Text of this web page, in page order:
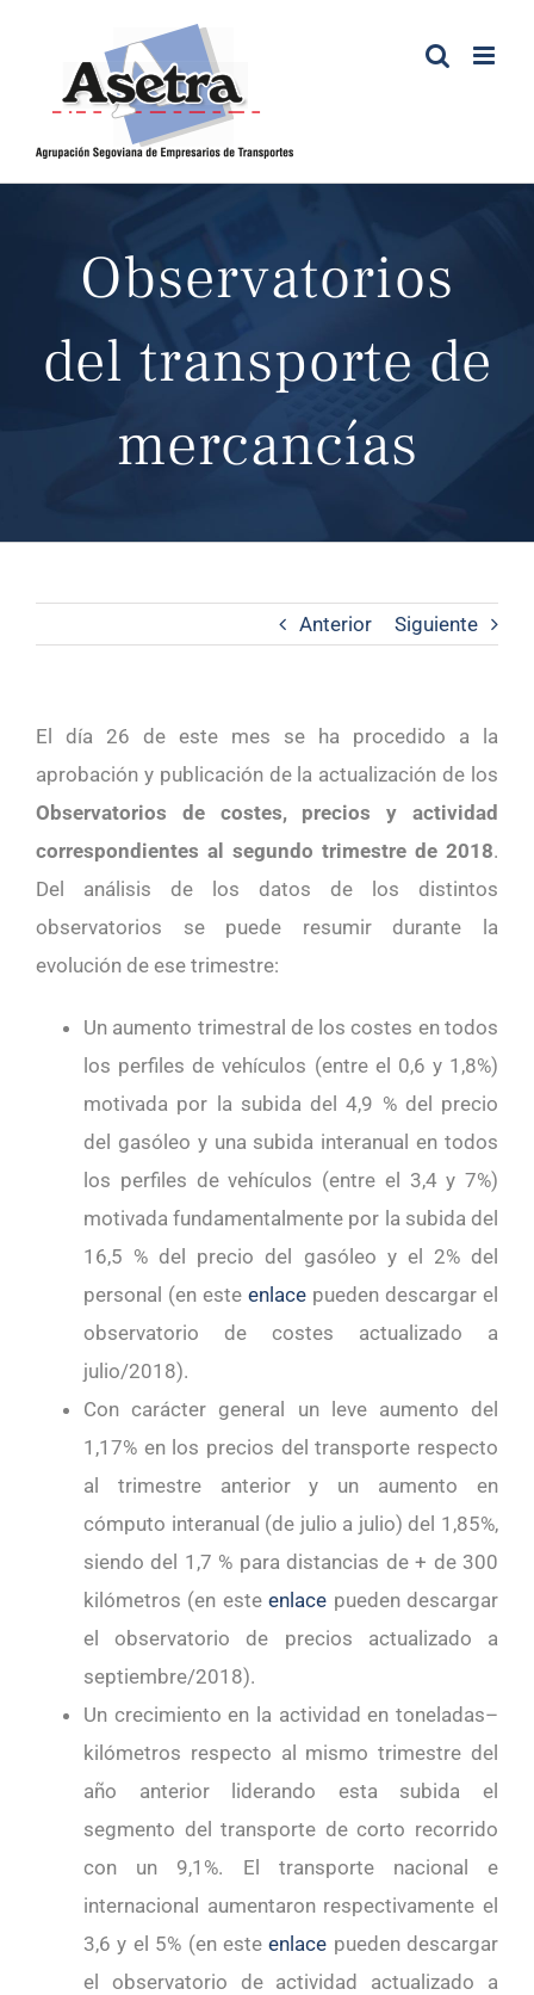
contenido
Observatorios
del transporte de
mercancías
Anterior Siguiente
El día 26 de este mes se ha procedido a la
aprobación y publicación de la actualización de los
Observatorios de costes, precios y actividad
correspondientes al segundo trimestre de 2018.
Del análisis de los datos de los distintos
observatorios se puede resumir durante la
evolución de ese trimestre:
Un aumento trimestral de los costes en todos
los perfiles de vehículos (entre el 0,6 y 1,8%)
motivada por la subida del 4,9 % del precio
del gasóleo y una subida interanual en todos
los perfiles de vehículos (entre el 3,4 y 7%)
motivada fundamentalmente por la subida del
16,5 % del precio del gasóleo y el 2% del
personal (en este enlace pueden descargar el
observatorio de costes actualizado a
julio/2018).
Con carácter general un leve aumento del
1,17% en los precios del transporte respecto
al trimestre anterior y un aumento en
cómputo interanual (de julio a julio) del 1,85%,
siendo del 1,7 % para distancias de + de 300
kilómetros (en esteenlace pueden descargar
el observatorio de precios actualizado a
septiembre/2018).
Un crecimiento en la actividad en toneladas–
kilómetros respecto al mismo trimestre del
año anterior liderando esta subida el
segmento del transporte de corto recorrido
con un 9,1%. El transporte nacional e
internacional aumentaron respectivamente el
3,6 y el 5% (en esteenlace pueden descargar
el observatorio de actividad actualizado a